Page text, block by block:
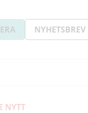
NYHETSBREV
NYTT